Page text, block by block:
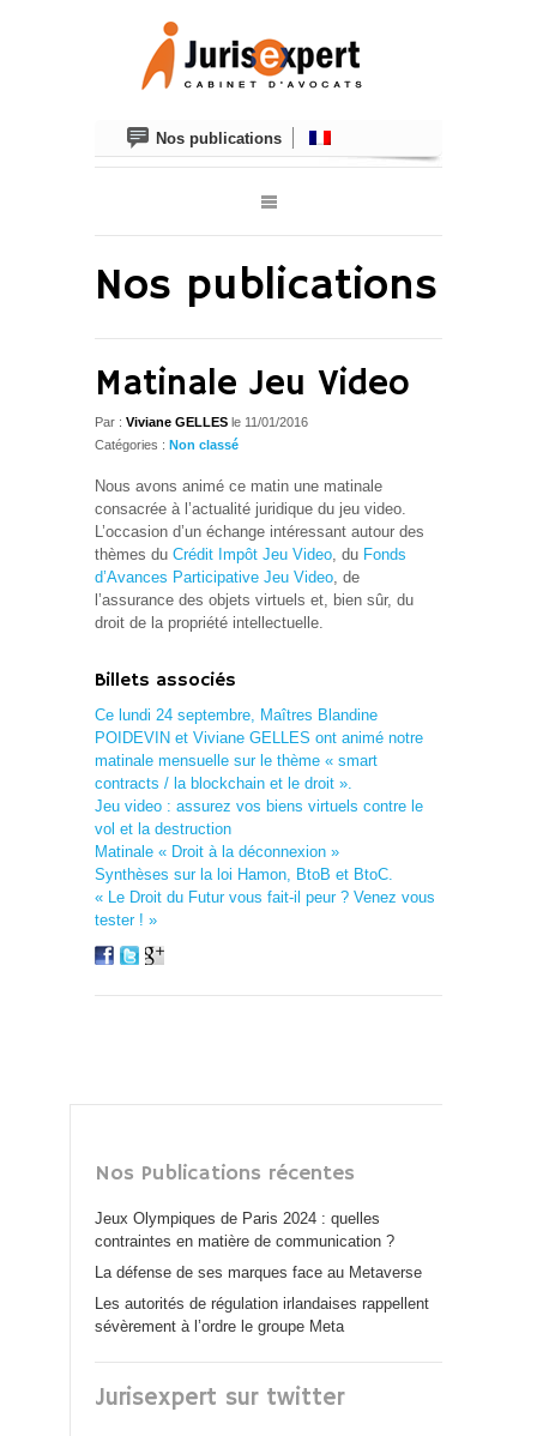
Nos publications
Nos publications
Matinale Jeu Video
Par : Viviane GELLES le 11/01/2016
Catégories : Non classé
Nous avons animé ce matin une matinale
consacrée à l’actualité juridique du jeu video.
L’occasion d’un échange intéressant autour des
thèmes du Crédit Impôt Jeu Video, du Fonds
d’Avances Participative Jeu Video, de
l’assurance des objets virtuels et, bien sûr, du
droit de la propriété intellectuelle.
Billets associés
Ce lundi 24 septembre, Maîtres Blandine
POIDEVIN et Viviane GELLES ont animé notre
matinale mensuelle sur le thème « smart
contracts / la blockchain et le droit ».
Jeu video : assurez vos biens virtuels contre le
vol et la destruction
Matinale « Droit à la déconnexion »
Synthèses sur la loi Hamon, BtoB et BtoC.
« Le Droit du Futur vous fait-il peur ? Venez vous
tester ! »
Nos Publications récentes
Jeux Olympiques de Paris 2024 : quelles
contraintes en matière de communication ?
La défense de ses marques face au Metaverse
Les autorités de régulation irlandaises rappellent
sévèrement à l’ordre le groupe Meta
Jurisexpert sur twitter